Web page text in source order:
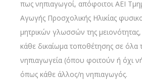
πως νηπιαγωγοί, απόφοιτοι ΑΕΙ
Αγωγής Προσχολικής Ηλικίας
μητρικών γλωσσών της
κάθε δικαίωμα τοποθέτησης σε όλα
νηπιαγωγεία (όπου φοιτούν ή όχι
όπως κάθε άλλος/η νηπιαγωγός.